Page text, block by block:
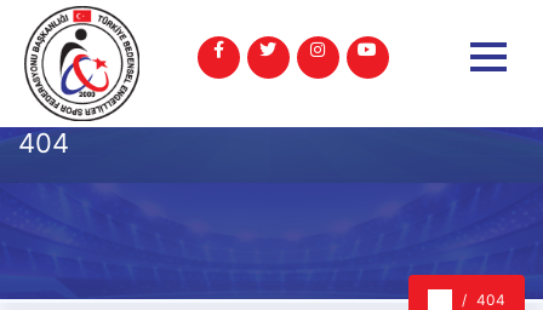
404
404